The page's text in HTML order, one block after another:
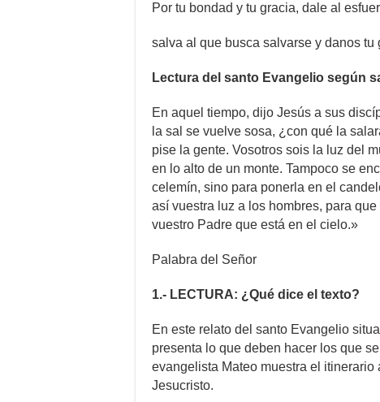
Por tu bondad y tu gracia, dale al
salva al que busca salvarse y danos tu
Lectura del santo Evangelio según
En aquel tiempo, dijo Jesús a sus
la sal se vuelve sosa, ¿con qué la
pise la gente. Vosotros sois la luz del
en lo alto de un monte. Tampoco se
celemín, sino para ponerla en el
así vuestra luz a los hombres, para
vuestro Padre que está en el cielo.»
Palabra del Señor
1.- LECTURA: ¿Qué dice el texto?
En este relato del santo Evangelio
presenta lo que deben hacer los que
evangelista Mateo muestra el
Jesucristo.